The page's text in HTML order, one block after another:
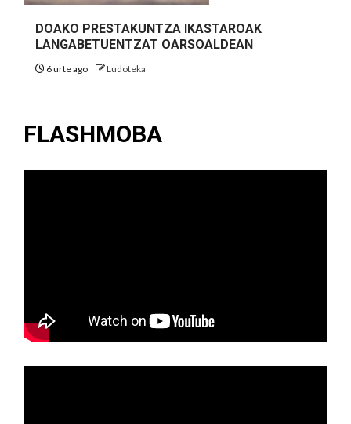
DOAKO PRESTAKUNTZA IKASTAROAK
LANGABETUENTZAT OARSOALDEAN
6 urte ago Ludoteka
FLASHMOBA